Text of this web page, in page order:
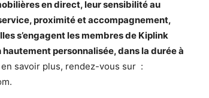
en direct, leur sensibilité au
proximité et accompagnement,
s’engagent les membres de Kiplink
personnalisée, dans la durée à
en savoir plus, rendez-vous sur :